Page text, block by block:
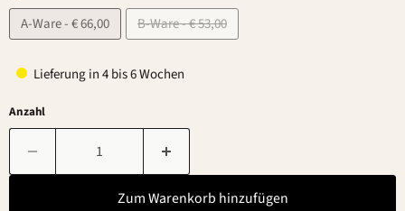
A-Ware - € 66,00
B-Ware - € 53,00
Lieferung in 4 bis 6 Wochen
Anzahl
Zum Warenkorb hinzufügen